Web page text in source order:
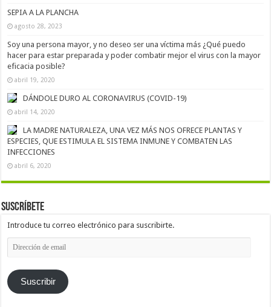
SEPIA A LA PLANCHA
agosto 28, 2023
Soy una persona mayor, y no deseo ser una víctima más ¿Qué puedo
hacer para estar preparada y poder combatir mejor el virus con la mayor
eficacia posible?
abril 19, 2020
DÁNDOLE DURO AL CORONAVIRUS (COVID-19)
abril 14, 2020
LA MADRE NATURALEZA, UNA VEZ MÁS NOS OFRECE PLANTAS Y
ESPECIES, QUE ESTIMULA EL SISTEMA INMUNE Y COMBATEN LAS
INFECCIONES
abril 6, 2020
Suscríbete
Introduce tu correo electrónico para suscribirte.
Dirección
de
Suscribir